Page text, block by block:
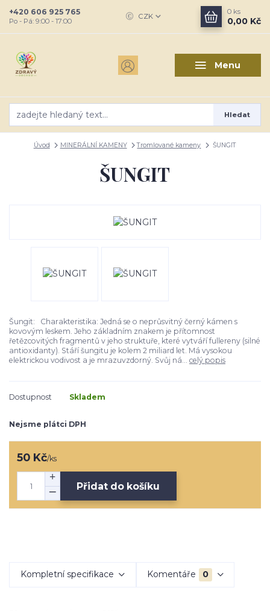
Menu
CZK
Hledat
+420 606 925 765
Po - Pá: 9:00 - 17:00
0 ks
0,00 Kč
Úvod MINERÁLNÍ KAMENY Tromlované kameny ŠUNGIT
ŠUNGIT
Šungit: Charakteristika: Jedná se o neprůsvitný černý kámen s
kovovým leskem. Jeho základním znakem je přítomnost
řetězcovitých fragmentů v jeho struktuře, které vytváří fullereny (silné
antioxidanty). Stáří šungitu je kolem 2 miliard let. Má vysokou
elektrickou vodivost a je mrazuvzdorný. Svůj ná... celý popis
Dostupnost Skladem
Nejsme plátci DPH
50 Kč/ks
Přidat do košíku
Kompletní specifikace Komentáře 0